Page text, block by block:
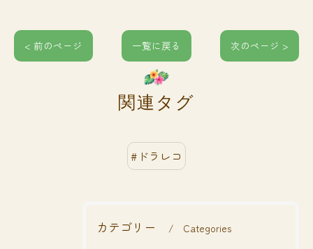
< 前のページ 一覧に戻る 次のページ >
関連タグ
#ドラレコ
カテゴリー Categories